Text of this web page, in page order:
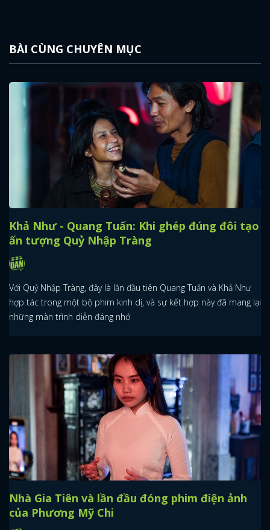
BÀI CÙNG CHUYÊN MỤC
Khả Như - Quang Tuấn: Khi ghép đúng đôi tạo
ấn tượng Quỷ Nhập Tràng
Với Quỷ Nhập Tràng, đây là lần đầu tiên Quang Tuấn và Khả Như
hợp tác trong một bộ phim kinh dị, và sự kết hợp này đã mang lại
những màn trình diễn đáng nhớ
Nhà Gia Tiên và lần đầu đóng phim điện ảnh
của Phương Mỹ Chi